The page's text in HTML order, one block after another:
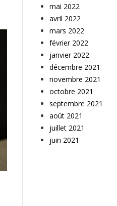
mai 2022
avril 2022
mars 2022
février 2022
janvier 2022
décembre 2021
novembre 2021
octobre 2021
septembre 2021
août 2021
juillet 2021
juin 2021